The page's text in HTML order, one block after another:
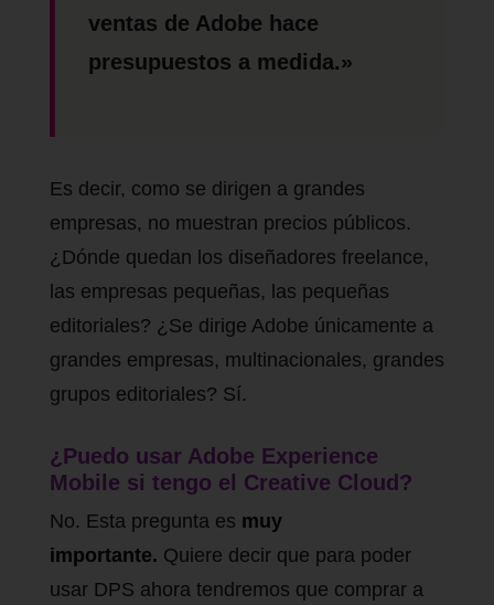
ventas de Adobe hace
presupuestos a medida.»
Es decir, como se dirigen a grandes
empresas, no muestran precios públicos.
¿Dónde quedan los diseñadores freelance,
las empresas pequeñas, las pequeñas
editoriales? ¿Se dirige Adobe únicamente a
grandes empresas, multinacionales, grandes
grupos editoriales? Sí.
¿Puedo usar Adobe Experience
Mobile si tengo el Creative Cloud?
No. Esta pregunta es muy
importante. Quiere decir que para poder
usar DPS ahora tendremos que comprar a